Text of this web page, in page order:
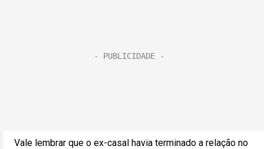
Vale lembrar que o ex-casal havia terminado a relação no